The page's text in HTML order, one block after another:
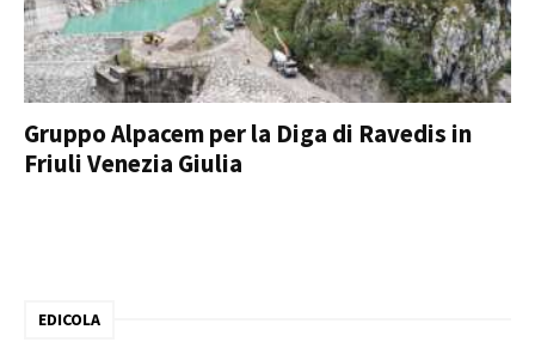
Gruppo Alpacem per la Diga di Ravedis in
Friuli Venezia Giulia
EDICOLA